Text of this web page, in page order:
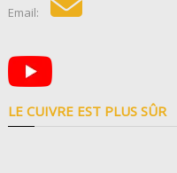
Email:
LE CUIVRE EST PLUS SÛR